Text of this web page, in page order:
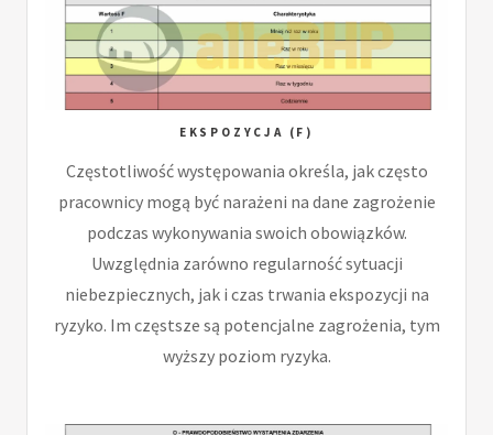
EKSPOZYCJA (F)
Częstotliwość występowania określa, jak często
pracownicy mogą być narażeni na dane zagrożenie
podczas wykonywania swoich obowiązków.
Uwzględnia zarówno regularność sytuacji
niebezpiecznych, jak i czas trwania ekspozycji na
ryzyko. Im częstsze są potencjalne zagrożenia, tym
wyższy poziom ryzyka.